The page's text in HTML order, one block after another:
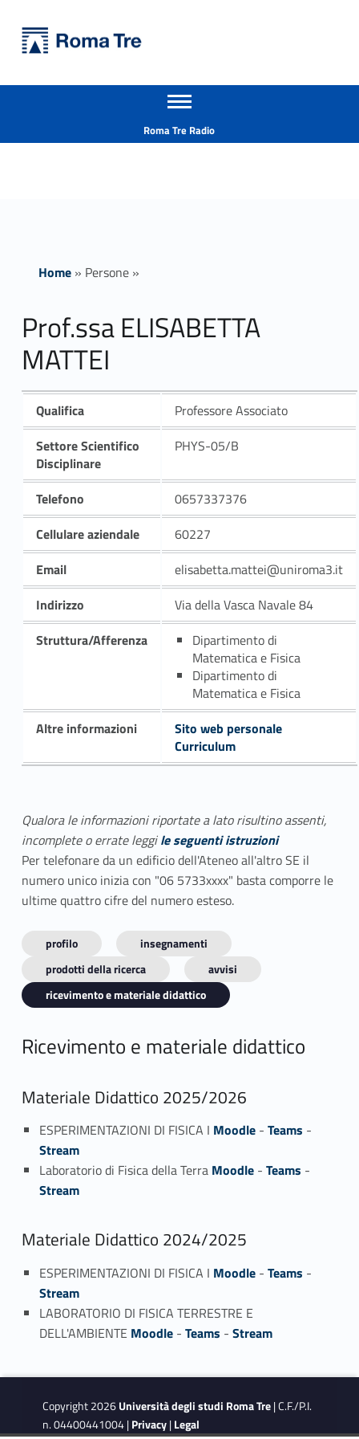
Prof.ssa ELISABETTA MATTEI - Università Roma Tre
Apri il menu secondario
Roma Tre Radio
Home» Persone»
Prof.ssa ELISABETTA
MATTEI
Qualifica
Professore Associato
Settore Scientifico
Disciplinare
PHYS-05/B
Telefono
0657337376
Cellulare aziendale
60227
Email
elisabetta.mattei@uniroma3.it
Indirizzo
Via della Vasca Navale 84
Struttura/Afferenza
Dipartimento di
Matematica e Fisica
Dipartimento di
Matematica e Fisica
Altre informazioni
Sito web personale
Curriculum
Qualora le informazioni riportate a lato risultino assenti,
incomplete o errate leggile seguenti istruzioni
Per telefonare da un edificio dell'Ateneo all'altro SE il
numero unico inizia con "06 5733xxxx" basta comporre le
ultime quattro cifre del numero esteso.
profilo
insegnamenti
prodotti della ricerca
avvisi
ricevimento e materiale didattico
Ricevimento e materiale didattico
Materiale Didattico 2025/2026
ESPERIMENTAZIONI DI FISICA I Moodle- Teams -
Stream
Laboratorio di Fisica della Terra Moodle- Teams -
Stream
Materiale Didattico 2024/2025
ESPERIMENTAZIONI DI FISICA I Moodle- Teams -
Stream
LABORATORIO DI FISICA TERRESTRE E
DELL'AMBIENTE Moodle- Teams - Stream
Copyright 2026Università degli studi Roma Tre| C.F./P.I.
n. 04400441004 |Privacy|Legal